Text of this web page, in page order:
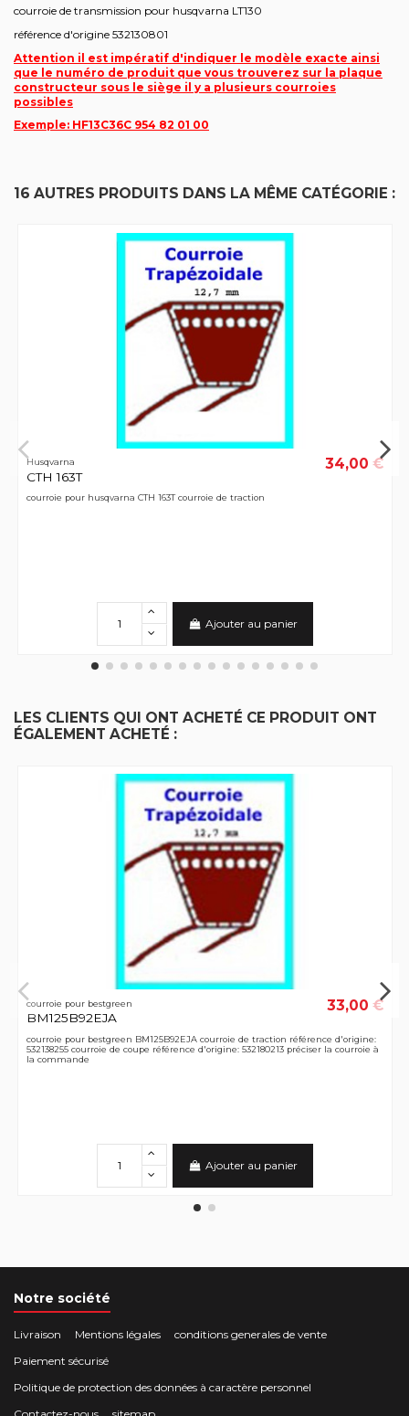
courroie de transmission pour husqvarna LT130
référence d'origine 532130801
Attention il est impératif d'indiquer le modèle exacte ainsi
que le numéro de produit que vous trouverez sur la plaque
constructeur sous le siège il y a plusieurs courroies
possibles
Exemple: HF13C36C 954 82 01 00
16 AUTRES PRODUITS DANS LA MÊME CATÉGORIE :
Husqvarna
CTH 163T
34,00 €
courroie pour husqvarna CTH 163T courroie de traction
Ajouter au panier
LES CLIENTS QUI ONT ACHETÉ CE PRODUIT ONT
ÉGALEMENT ACHETÉ :
courroie pour bestgreen
BM125B92EJA
33,00 €
courroie pour bestgreen BM125B92EJA courroie de traction référence d'origine:
532138255 courroie de coupe référence d'origine: 532180213 préciser la courroie à
la commande
Ajouter au panier
Notre société
Livraison Mentions légales
conditions generales de vente
Paiement sécurisé
Politique de protection des données à caractère personnel